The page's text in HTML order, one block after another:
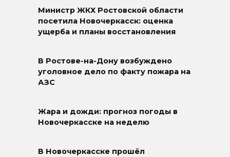
Министр ЖКХ Ростовской области
посетила Новочеркасск: оценка
ущерба и планы восстановления
В Ростове-на-Дону возбуждено
уголовное дело по факту пожара на
АЗС
Жара и дожди: прогноз погоды в
Новочеркасске на неделю
В Новочеркасске прошёл